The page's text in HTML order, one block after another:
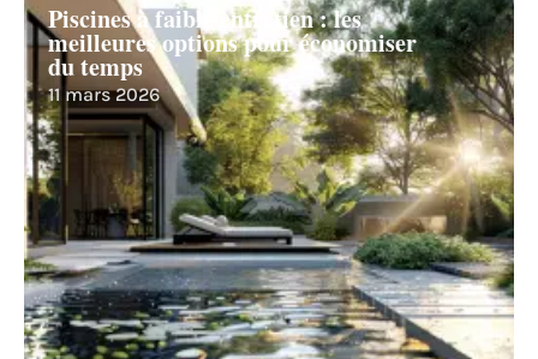
Piscines à faible entretien : les
meilleures options pour économiser
du temps
11 mars 2026